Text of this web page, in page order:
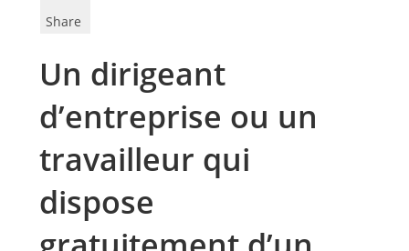
Share
Un dirigeant
d’entreprise ou un
travailleur qui
dispose